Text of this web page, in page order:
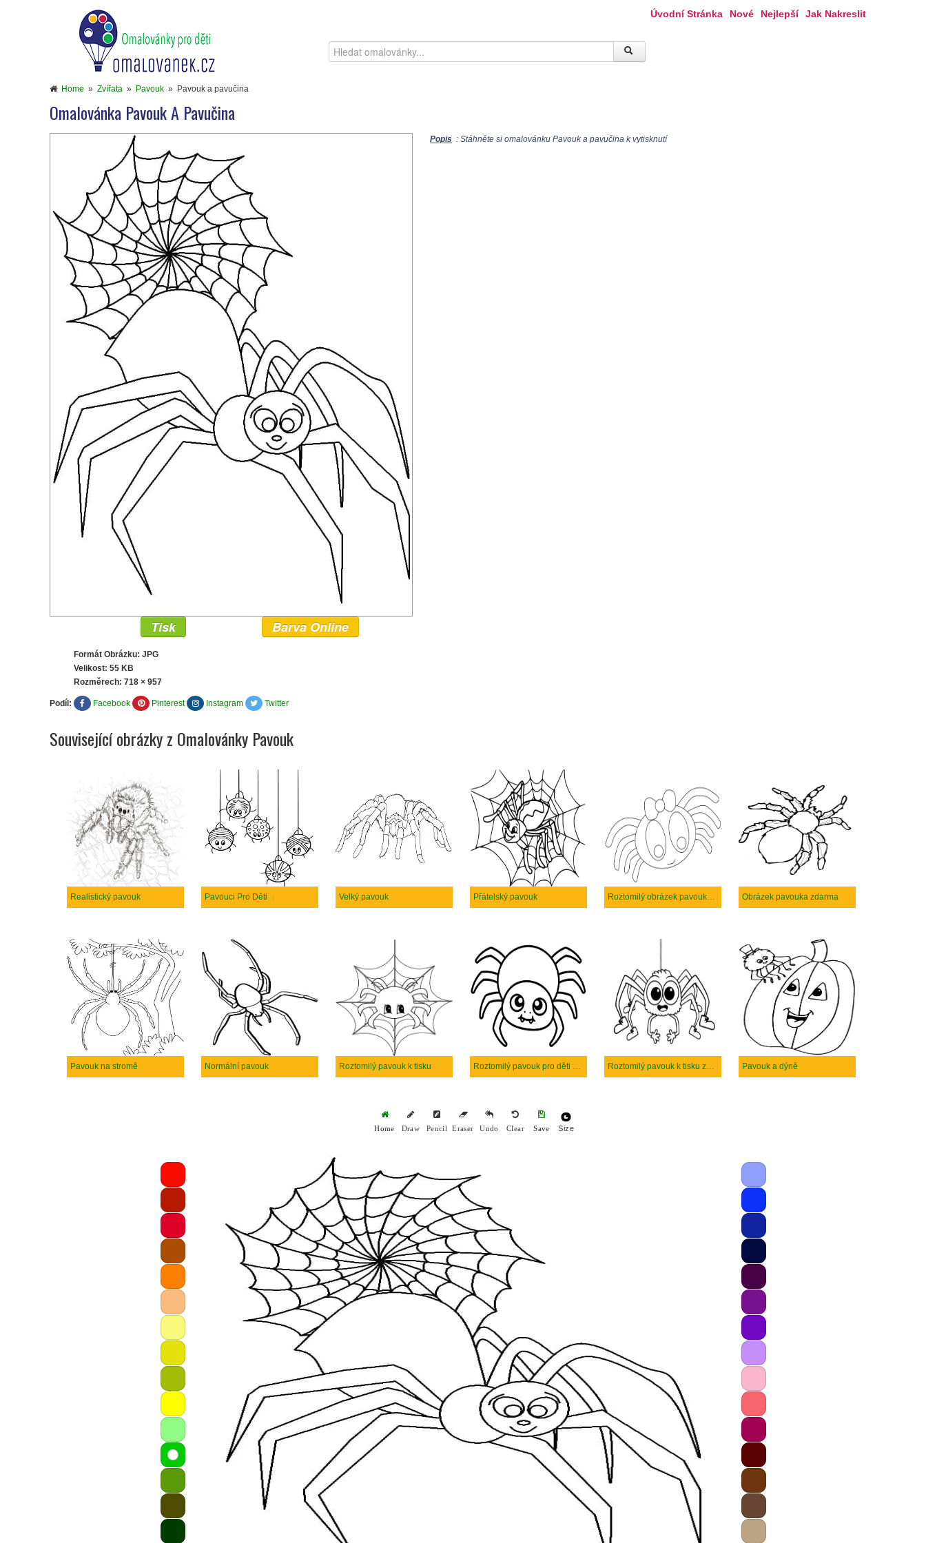
Úvodní Stránka Nové Nejlepší Jak Nakreslit
Home » Zvířata » Pavouk » Pavouk a pavučina
Omalovánka Pavouk A Pavučina
Popis : Stáhněte si omalovánku Pavouk a pavučina k vytisknutí
Tisk Barva Online
Formát Obrázku: JPG
Velikost: 55 KB
Rozměrech: 718 × 957
Podíl: Facebook Pinterest Instagram Twitter
Související obrázky z Omalovánky Pavouk
Realistický pavouk Pavouci Pro Děti Velký pavouk Přátelský pavouk Roztomilý obrázek pavouka pro dítě Obrázek pavouka zdarma
Pavouk na stromě Normální pavouk Roztomilý pavouk k tisku Roztomilý pavouk pro děti k tisku Roztomilý pavouk k tisku zdarma Pavouk a dýně
Home Draw Pencil Eraser Undo Clear Save Size